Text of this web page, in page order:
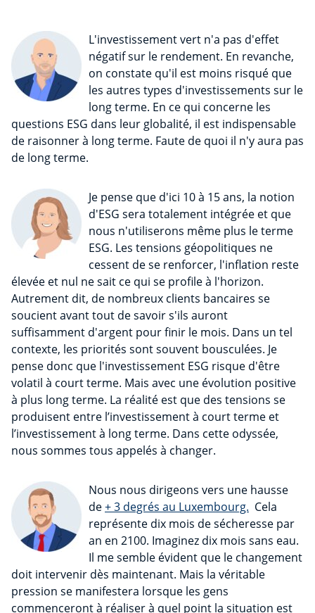
L'investissement vert n'a pas d'effet
négatif sur le rendement. En revanche,
on constate qu'il est moins risqué que
les autres types d'investissements sur le
long terme. En ce qui concerne les
questions ESG dans leur globalité, il est indispensable
de raisonner à long terme. Faute de quoi il n'y aura pas
de long terme.
Je pense que d'ici 10 à 15 ans, la notion
d'ESG sera totalement intégrée et que
nous n'utiliserons même plus le terme
ESG. Les tensions géopolitiques ne
cessent de se renforcer, l'inflation reste
élevée et nul ne sait ce qui se profile à l'horizon.
Autrement dit, de nombreux clients bancaires se
soucient avant tout de savoir s'ils auront
suffisamment d'argent pour finir le mois. Dans un tel
contexte, les priorités sont souvent bousculées. Je
pense donc que l'investissement ESG risque d'être
volatil à court terme. Mais avec une évolution positive
à plus long terme. La réalité est que des tensions se
produisent entre l’investissement à court terme et
l’investissement à long terme. Dans cette odyssée,
nous sommes tous appelés à changer.
Nous nous dirigeons vers une hausse
de+ 3 degrés au Luxembourg. Cela
représente dix mois de sécheresse par
an en 2100. Imaginez dix mois sans eau.
Il me semble évident que le changement
doit intervenir dès maintenant. Mais la véritable
pression se manifestera lorsque les gens
commenceront à réaliser à quel point la situation est